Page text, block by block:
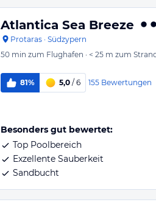
Atlantica Sea Breeze
Protaras · Südzypern
50 min zum Flughafen · < 25 m zum
81% 5,0 / 6 155 Bewertungen
Besonders gut bewertet:
Top Poolbereich
Exzellente Sauberkeit
Sandbucht